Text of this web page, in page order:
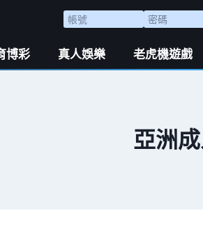
博彩 真人娛樂 老虎機遊戲
亞洲